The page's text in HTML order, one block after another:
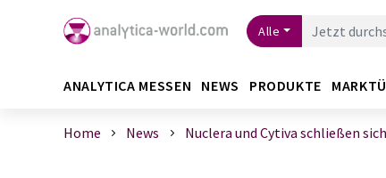
Alle
ANALYTICA MESSEN NEWS PRODUKTE
Home News Nuclera und Cytiva schließen sich